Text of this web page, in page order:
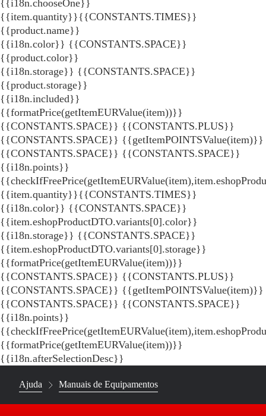
{{i18n.chooseOne}}
{{item.quantity}}{{CONSTANTS.TIMES}}
{{product.name}}
{{i18n.color}} {{CONSTANTS.SPACE}}
{{product.color}}
{{i18n.storage}} {{CONSTANTS.SPACE}}
{{product.storage}}
{{i18n.included}}
{{formatPrice(getItemEURValue(item))}}
{{CONSTANTS.SPACE}} {{CONSTANTS.PLUS}}
{{CONSTANTS.SPACE}} {{getItemPOINTSValue(item)}}
{{CONSTANTS.SPACE}} {{CONSTANTS.SPACE}}
{{i18n.points}}
{{item.quantity}}{{CONSTANTS.TIMES}}
{{i18n.color}} {{CONSTANTS.SPACE}}
{{item.eshopProductDTO.variants[0].color}}
{{i18n.storage}} {{CONSTANTS.SPACE}}
{{item.eshopProductDTO.variants[0].storage}}
{{formatPrice(getItemEURValue(item))}}
{{CONSTANTS.SPACE}} {{CONSTANTS.PLUS}}
{{CONSTANTS.SPACE}} {{getItemPOINTSValue(item)}}
{{CONSTANTS.SPACE}} {{CONSTANTS.SPACE}}
{{i18n.points}}
{{formatPrice(getItemEURValue(item))}}
{{i18n.afterSelectionDesc}}
Ajuda Manuais de Equipamentos